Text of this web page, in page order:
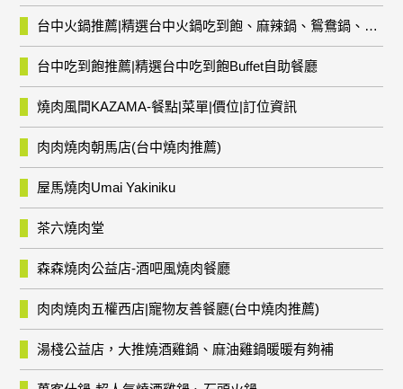
台中火鍋推薦|精選台中火鍋吃到飽、麻辣鍋、鴛鴦鍋、石頭火鍋、酸菜白肉鍋、海鮮鍋、燒酒雞、麻油雞、壽喜燒等熱門人氣火鍋店!
台中吃到飽推薦|精選台中吃到飽Buffet自助餐廳
燒肉風間KAZAMA-餐點|菜單|價位|訂位資訊
肉肉燒肉朝馬店(台中燒肉推薦)
屋馬燒肉Umai Yakiniku
茶六燒肉堂
森森燒肉公益店-酒吧風燒肉餐廳
肉肉燒肉五權西店|寵物友善餐廳(台中燒肉推薦)
湯棧公益店，大推燒酒雞鍋、麻油雞鍋暖暖有夠補